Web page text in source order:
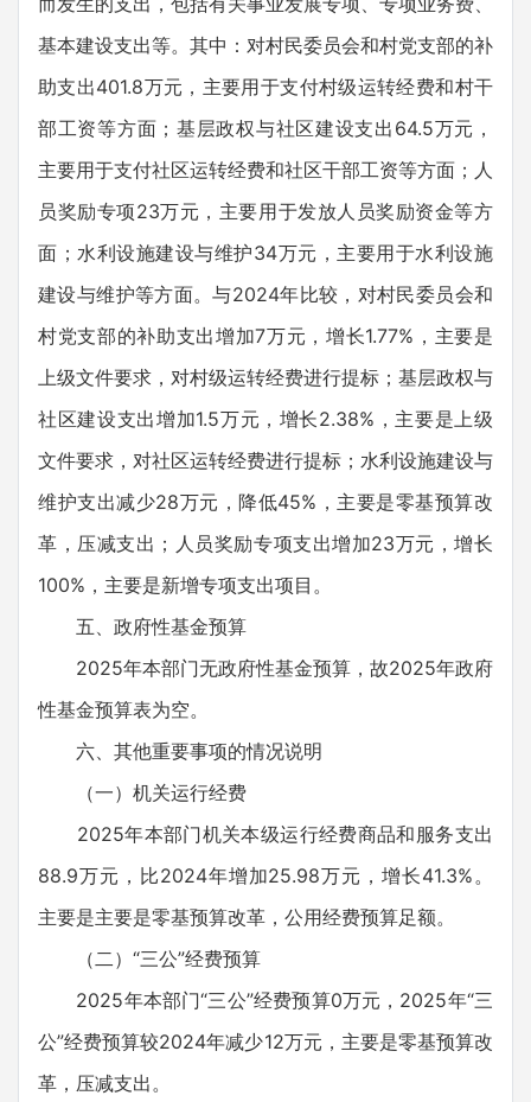
基本建设支出等。其中：对村民委员会和村党支部的补
助支出401.8万元，主要用于支付村级运转经费和村干
部工资等方面；基层政权与社区建设支出64.5万元，
主要用于支付社区运转经费和社区干部工资等方面；人
员奖励专项23万元，主要用于发放人员奖励资金等方
面；水利设施建设与维护34万元，主要用于水利设施
建设与维护等方面。与2024年比较，对村民委员会和
村党支部的补助支出增加7万元，增长1.77%，主要是
上级文件要求，对村级运转经费进行提标；基层政权与
社区建设支出增加1.5万元，增长2.38%，主要是上级
文件要求，对社区运转经费进行提标；水利设施建设与
维护支出减少28万元，降低45%，主要是零基预算改
革，压减支出；人员奖励专项支出增加23万元，增长
100%，主要是新增专项支出项目。
五、政府性基金预算
2025年本部门无政府性基金预算，故2025年政府
性基金预算表为空。
六、其他重要事项的情况说明
（一）机关运行经费
2025年本部门机关本级运行经费商品和服务支出
88.9万元，比2024年增加25.98万元，增长41.3%。
主要是主要是零基预算改革，公用经费预算足额。
（二）“三公”经费预算
2025年本部门“三公”经费预算0万元，2025年“三
公”经费预算较2024年减少12万元，主要是零基预算改
革，压减支出。